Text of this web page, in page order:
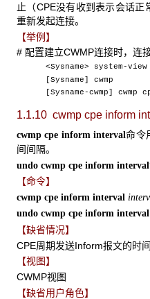
止（CPE没有收到表示会话
重新发起连接。
【举例】
# 配置建立CWMP连接时，连
<Sysname> system-view
[Sysname] cwmp
[Sysname-cwmp]
1.1.10 cwmp cpe inform
cwmp cpe inform interval 命令
间间隔。
undo cwmp cpe inform interval
【命令】
cwmp cpe inform interval
undo cwmp cpe inform interval
【缺省情况】
CPE周期发送Inform报文的时
【视图】
CWMP视图
【缺省用户角色】